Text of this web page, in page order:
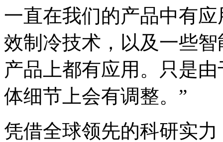
一直在我们的产品中有
效制冷技术，以及一些
产品上都有应用。只是
体细节上会有调整。”
凭借全球领先的科研实